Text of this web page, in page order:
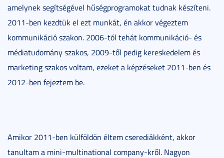
amelynek segítségével hűségprogramokat tudnak készíteni.
2011-ben kezdtük el ezt munkát, én akkor végeztem
kommunikáció szakon. 2006-tól tehát kommunikáció- és
médiatudomány szakos, 2009-től pedig kereskedelem és
marketing szakos voltam, ezeket a képzéseket 2011-ben és
2012-ben fejeztem be.
Amikor 2011-ben külföldön éltem cserediákként, akkor
tanultam a mini-multinational company-kről. Nagyon